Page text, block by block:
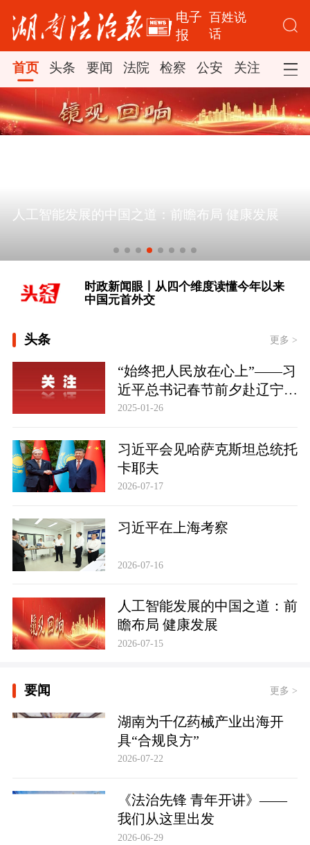
电子
报
百姓说
话
首页 头条 要闻 法院 检察 公安 关注 司法
人工智能发展的中国之道：前瞻布局 健康发展
[学习·知行丨“敦煌，我心向往之”]
时政新闻眼丨从四个维度读懂今年以来
中国元首外交
[学习·知行丨“敦煌，我心向往之”]
时政新闻眼丨从四个维度读懂今年以来
头条 更多 >
“始终把人民放在心上”——习
近平总书记春节前夕赴辽宁看
望慰问基层干部群众纪实
2025-01-26
习近平会见哈萨克斯坦总统托
卡耶夫
2026-07-17
习近平在上海考察
2026-07-16
人工智能发展的中国之道：前
瞻布局 健康发展
2026-07-15
要闻 更多 >
湖南为千亿药械产业出海开
具“合规良方”
2026-07-22
《法治先锋 青年开讲》——
我们从这里出发
2026-06-29